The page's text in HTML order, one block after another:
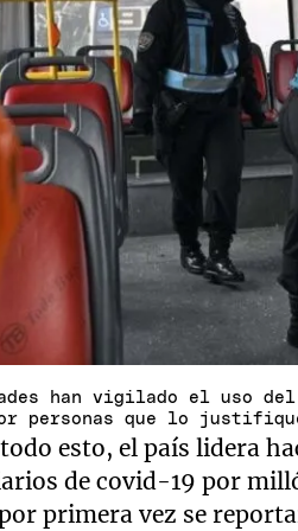
han vigilado el uso
personas que lo
esto, el país lidera
de covid-19 por
primera vez se